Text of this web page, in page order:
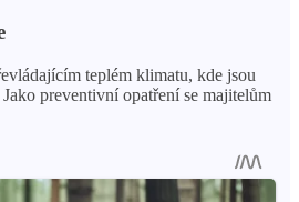
teplém klimatu, kde jsou
preventivní opatření se majitelům